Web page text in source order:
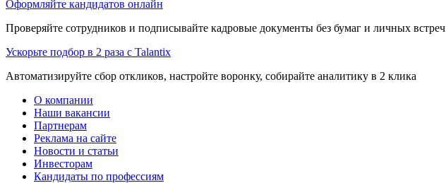
Оформляйте кандидатов онлайн
Проверяйте сотрудников и подписывайте кадровые документы без бумаг и личных встреч
Ускорьте подбор в 2 раза с Talantix
Автоматизируйте сбор откликов, настройте воронку, собирайте аналитику в 2 клика
О компании
Наши вакансии
Партнерам
Реклама на сайте
Новости и статьи
Инвесторам
Кандидаты по профессиям